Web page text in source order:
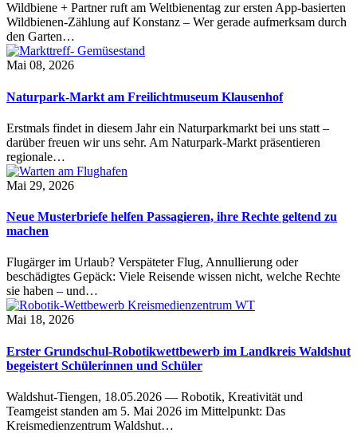
Wildbiene + Partner ruft am Weltbienentag zur ersten App-basierten
Wildbienen-Zählung auf Konstanz – Wer gerade aufmerksam durch
den Garten…
Mai 08, 2026
Naturpark-Markt am Freilichtmuseum Klausenhof
Erstmals findet in diesem Jahr ein Naturparkmarkt bei uns statt –
darüber freuen wir uns sehr. Am Naturpark-Markt präsentieren
regionale…
Mai 29, 2026
Neue Musterbriefe helfen Passagieren, ihre Rechte geltend zu
machen
Flugärger im Urlaub? Verspäteter Flug, Annullierung oder
beschädigtes Gepäck: Viele Reisende wissen nicht, welche Rechte
sie haben – und…
Mai 18, 2026
Erster Grundschul-Robotikwettbewerb im Landkreis Waldshut
begeistert Schülerinnen und Schüler
Waldshut-Tiengen, 18.05.2026 — Robotik, Kreativität und
Teamgeist standen am 5. Mai 2026 im Mittelpunkt: Das
Kreismedienzentrum Waldshut…